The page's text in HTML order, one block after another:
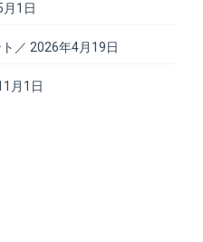
1日
／ 2026年4月19日
月1日